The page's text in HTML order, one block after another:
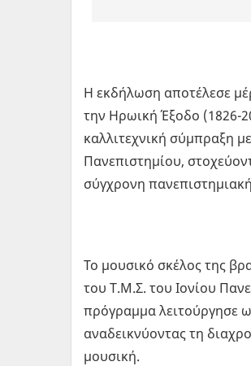
Η εκδήλωση αποτέλεσε
την Ηρωική Έξοδο (1826-
καλλιτεχνική σύμπραξη
Πανεπιστημίου,
σύγχρονη
Το μουσικό σκέλος της
του Τ.Μ.Σ. του Ιονίου
πρόγραμμα λειτούργησε
αναδεικνύοντας τη
μουσική.